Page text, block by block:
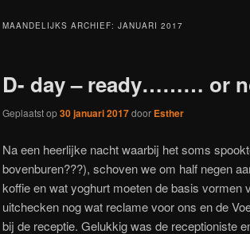
MAANDELIJKS ARCHIEF: JANUARI 2017
D- day – ready……… or
Geplaatst op30 januari 2017door Esther
Na een heerlijke nacht waarbij het soms
bovenburen???), schoven we om half negen
koffie en wat yoghurt moeten de basis vormen
uitchecken nog wat reclame voor ons en de
bij de receptie. Gelukkig was de receptioniste